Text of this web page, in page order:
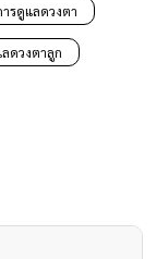
ารดูแลดวงตา
ดวงตาลูก